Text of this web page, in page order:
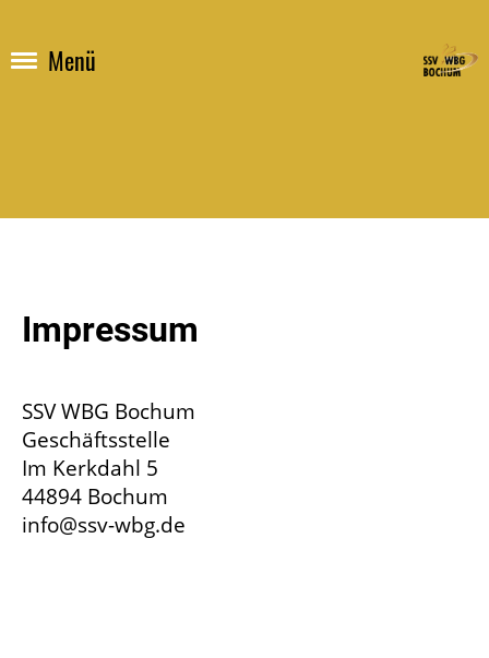
Menü
Impressum
SSV WBG Bochum
Geschäftsstelle
Im Kerkdahl 5
44894 Bochum
info@ssv-wbg.de